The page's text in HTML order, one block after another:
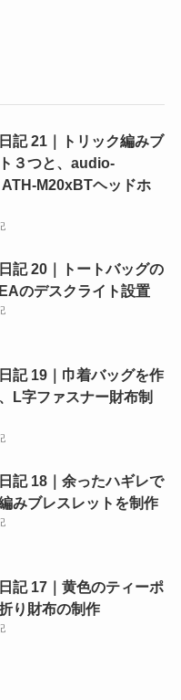
記 21｜トリック編みブ
３つと、audio-
M20xBTヘッドホ
記 20｜トートバッグの
のデスクライト設置
記 19｜巾着バッグを作
L字ファスナー財布制
記 18｜余ったハギレで
みブレスレットを制作
記 17｜黄色のティーポ
り財布の制作